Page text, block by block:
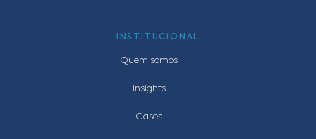
INSTITUCIONAL
Quem somos
Insights
Cases